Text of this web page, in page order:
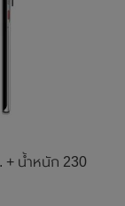
+ น้ำหนัก 230